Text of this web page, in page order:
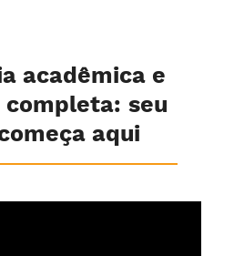
acadêmica e
seu
aqui